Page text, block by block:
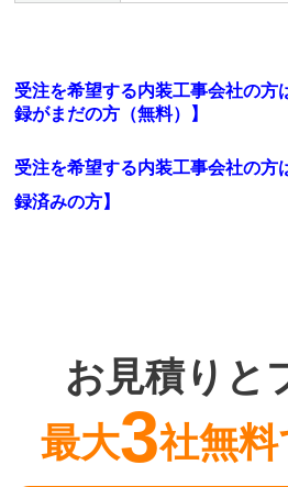
受注を希望する内装工事会社の方
録がまだの方（無料）】
受注を希望する内装工事会社の方
録済みの方】
お見積りと
最大3社無